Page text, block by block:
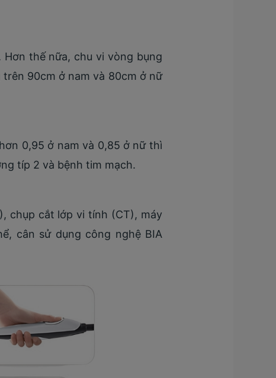
thế nữa, chu vi vòng bụng
90cm ở nam và 80cm ở nữ
0,95 ở nam và 0,85 ở nữ thì
típ 2 và bệnh tim mạch.
chụp cắt lớp vi tính (CT), máy
cân sử dụng công nghệ BIA